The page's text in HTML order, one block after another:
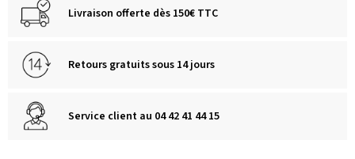
Livraison offerte dès 150€ TTC
Retours gratuits sous 14 jours
Service client au 04 42 41 44 15